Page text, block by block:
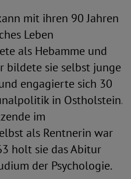
mit ihren 90 Jahren
Leben
als Hebamme und
bildete sie selbst junge
engagierte sich 30
in Ostholstein.
im
als Rentnerin war
holt sie das Abitur
der Psychologie.